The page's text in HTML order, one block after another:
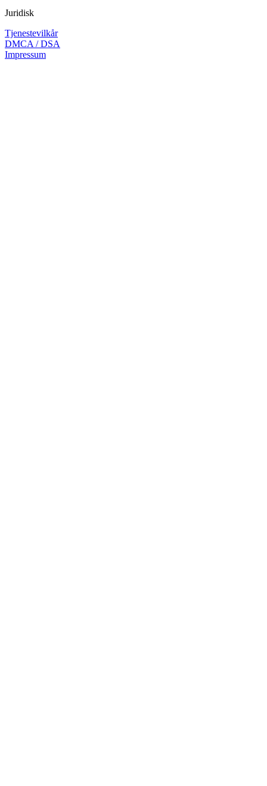
Juridisk
Tjenestevilkår
DMCA / DSA
Impressum